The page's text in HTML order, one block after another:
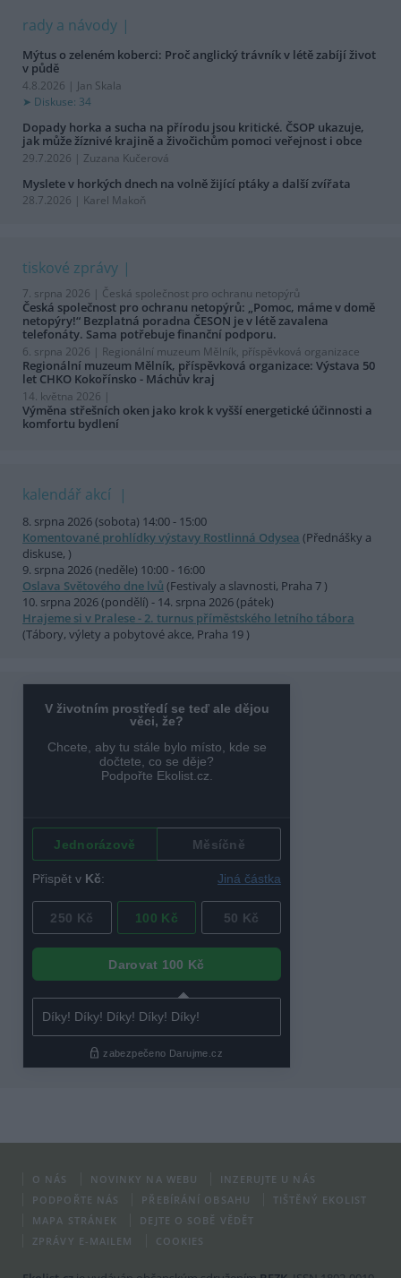
rady a návody
Mýtus o zeleném koberci: Proč anglický trávník v létě zabíjí život
v půdě
4.8.2026 | Jan Skala
Diskuse: 34
Dopady horka a sucha na přírodu jsou kritické. ČSOP ukazuje,
jak může žíznivé krajině a živočichům pomoci veřejnost i obce
29.7.2026 | Zuzana Kučerová
Myslete v horkých dnech na volně žijící ptáky a další zvířata
28.7.2026 | Karel Makoň
tiskové zprávy
7. srpna 2026 | Česká společnost pro ochranu netopýrů
Česká společnost pro ochranu netopýrů: „Pomoc, máme v domě
netopýry!“ Bezplatná poradna ČESON je v létě zavalena
telefonáty. Sama potřebuje finanční podporu.
6. srpna 2026 | Regionální muzeum Mělník, příspěvková organizace
Regionální muzeum Mělník, příspěvková organizace: Výstava 50
let CHKO Kokořínsko - Máchův kraj
14. května 2026 |
Výměna střešních oken jako krok k vyšší energetické účinnosti a
komfortu bydlení
kalendář akcí
8. srpna 2026 (sobota) 14:00 - 15:00
Komentované prohlídky výstavy Rostlinná Odysea (Přednášky a
diskuse, )
9. srpna 2026 (neděle) 10:00 - 16:00
Oslava Světového dne lvů (Festivaly a slavnosti, Praha 7 )
10. srpna 2026 (pondělí) - 14. srpna 2026 (pátek)
Hrajeme si v Pralese - 2. turnus příměstského letního tábora
(Tábory, výlety a pobytové akce, Praha 19 )
O NÁS NOVINKY NA WEBU
INZERUJTE U NÁS
PODPOŘTE NÁS
PŘEBÍRÁNÍ OBSAHU
TIŠTĚNÝ EKOLIST
MAPA STRÁNEK
DEJTE O SOBĚ VĚDĚT
ZPRÁVY E-MAILEM
COOKIES